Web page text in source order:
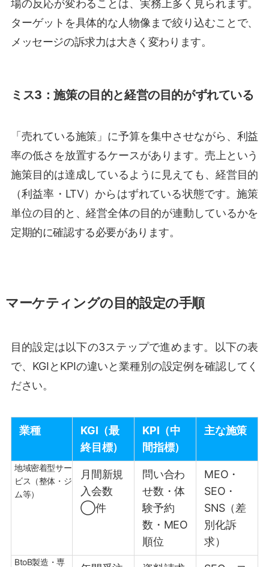
場の反応が変わることは、実務上多く見られます。
ターゲットを具体的な人物像まで絞り込むことで、
メッセージの訴求力は大きく変わります。
ミス3：施策の目的と経営の目的がずれている
「売れている施策」に予算を集中させながら、利益
率の低さを放置するケースがあります。売上という
施策目的は達成しているように見えても、経営目的
（利益率・LTV）からはずれている状態です。施策
単位の目的と、経営全体の目的が連動しているかを
定期的に確認する必要があります。
マーケティングの目的設定の手順
目的設定は以下の3ステップで進めます。以下の表
で、KGIとKPIの違いと業種別の設定例を確認してく
ださい。
業種
KGI（最
終目標）
KPI（中
間指標）
主な施策
地域密着型サー
ビス（整体・ジ
ム等）
月間新規
入会数
◯件
問い合わ
せ数・体
験予約
数・MEO
順位
MEO・
SEO・
SNS（差
別化訴
求）
BtoB製造・専